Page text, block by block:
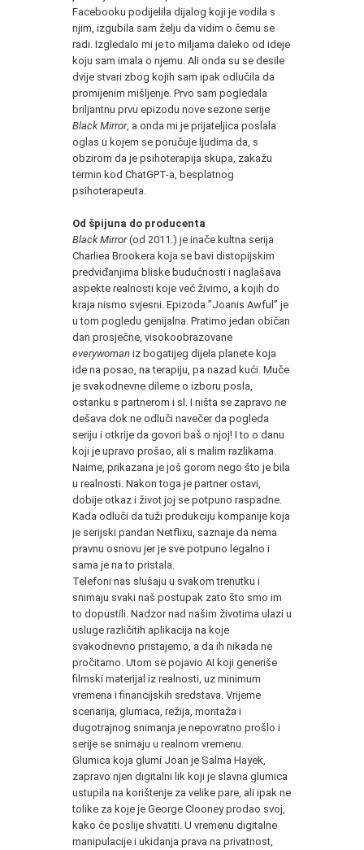
Facebooku podijelila dijalog koji je vodila s
njim, izgubila sam želju da vidim o čemu se
radi. Izgledalo mi je to miljama daleko od ideje
koju sam imala o njemu. Ali onda su se desile
dvije stvari zbog kojih sam ipak odlučila da
promijenim mišljenje. Prvo sam pogledala
briljantnu prvu epizodu nove sezone serije
Black Mirror, a onda mi je prijateljica poslala
oglas u kojem se poručuje ljudima da, s
obzirom da je psihoterapija skupa, zakažu
termin kod ChatGPT-a, besplatnog
psihoterapeuta.
Od špijuna do producenta
Black Mirror(od 2011.) je inače kultna serija
Charliea Brookera koja se bavi distopijskim
predviđanjima bliske budućnosti i naglašava
aspekte realnosti koje već živimo, a kojih do
kraja nismo svjesni. Epizoda ”Joanis Awful” je
u tom pogledu genijalna. Pratimo jedan običan
dan prosječne, visokoobrazovane
everywoman iz bogatijeg dijela planete koja
ide na posao, na terapiju, pa nazad kući. Muče
je svakodnevne dileme o izboru posla,
ostanku s partnerom i sl. I ništa se zapravo ne
dešava dok ne odluči navečer da pogleda
seriju i otkrije da govori baš o njoj! I to o danu
koji je upravo prošao, ali s malim razlikama.
Naime, prikazana je još gorom nego što je bila
u realnosti. Nakon toga je partner ostavi,
dobije otkaz i život joj se potpuno raspadne.
Kada odluči da tuži produkciju kompanije koja
je serijski pandan Netflixu, saznaje da nema
pravnu osnovu jer je sve potpuno legalno i
sama je na to pristala.
Telefoni nas slušaju u svakom trenutku i
snimaju svaki naš postupak zato što smo im
to dopustili. Nadzor nad našim životima ulazi u
usluge različitih aplikacija na koje
svakodnevno pristajemo, a da ih nikada ne
pročitamo. Utom se pojavio AI koji generiše
filmski materijal iz realnosti, uz minimum
vremena i financijskih sredstava. Vrijeme
scenarija, glumaca, režija, montaža i
dugotrajnog snimanja je nepovratno prošlo i
serije se snimaju u realnom vremenu.
Glumica koja glumi Joan je Salma Hayek,
zapravo njen digitalni lik koji je slavna glumica
ustupila na korištenje za velike pare, ali ipak ne
tolike za koje je George Clooney prodao svoj,
kako će poslije shvatiti. U vremenu digitalne
manipulacije i ukidanja prava na privatnost,